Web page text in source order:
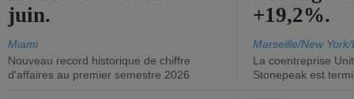
juin.
Miami
Nouveau record historique de chiffre
d'affaires au premier semestre 2026
+19,2%.
Marseille/New
La coentreprise
Stonepeak est